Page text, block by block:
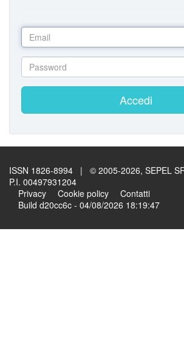
Accedi
ISSN 1826-8994 | © 2005-2026, SEPEL
P.I. 00497931204
Privacy
Cookie policy
Contatti
Build d20cc6c - 04/08/2026 18:19:47